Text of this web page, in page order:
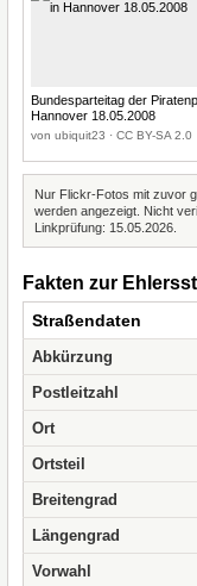
Bundesparteitag der
Hannover 18.05.2008
von ubiquit23 · CC BY-SA 2.0
Nur Flickr-Fotos mit zuvor
werden angezeigt. Nicht
Linkprüfung: 15.05.2026.
Fakten zur
Straßendaten
Abkürzung
Postleitzahl
Ort
Ortsteil
Breitengrad
Längengrad
Vorwahl